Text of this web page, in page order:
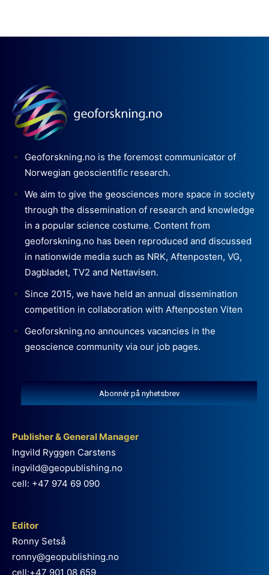
Geoforskning.no is the foremost communicator of
Norwegian geoscientific research.
We aim to give the geosciences more space in society
through the dissemination of research and knowledge
in a popular science costume. Content from
geoforskning.no has been reproduced and discussed
in nationwide media such as NRK, Aftenposten, VG,
Dagbladet, TV2 and Nettavisen.
Since 2015, we have held an annual dissemination
competition in collaboration with Aftenposten Viten
Geoforskning.no announces vacancies in the
geoscience community via our job pages.
Abonnér på nyhetsbrev
Publisher & General Manager
Ingvild Ryggen Carstens
ingvild@geopublishing.no
cell: +47 974 69 090
Editor
Ronny Setså
ronny@geopublishing.no
cell:+47 901 08 659